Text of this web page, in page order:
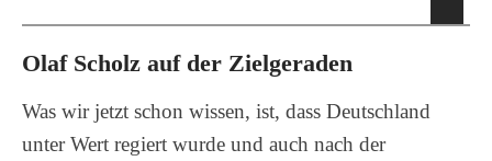
Olaf Scholz auf der Zielgeraden
Was wir jetzt schon wissen, ist, dass Deutschland
unter Wert regiert wurde und auch nach der